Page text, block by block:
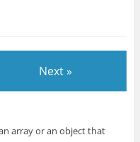
Next »
array or an object that